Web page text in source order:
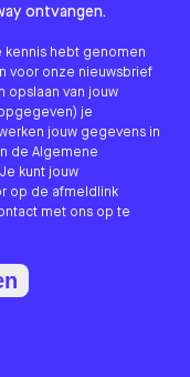
ontvangen.
kennis hebt genomen
voor onze nieuwsbrief
opslaan van jouw
je
jouw gegevens in
de Algemene
kunt jouw
op de afmeldlink
met ons op te